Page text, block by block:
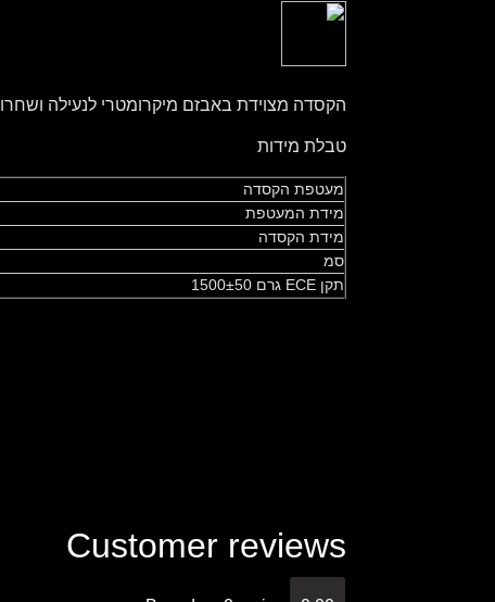
הקסדה מצוידת באבזם מיקרומטרי לנעילה
טבלת מידות
מעטפת הקסדה
מידת המעטפת
מידת הקסדה
סמ
תקן ECE גרם 1500±50
Customer reviews